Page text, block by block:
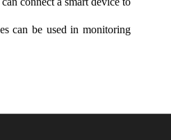
can be used in monitoring